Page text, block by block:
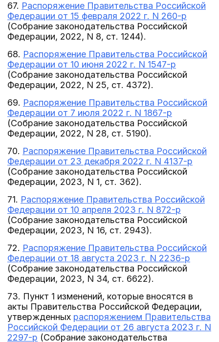
67. Распоряжение Правительства Российской
Федерации от 15 февраля 2022 г. N 260-р
(Собрание законодательства Российской
Федерации, 2022, N 8, ст. 1244).
68. Распоряжение Правительства Российской
Федерации от 10 июня 2022 г. N 1547-р
(Собрание законодательства Российской
Федерации, 2022, N 25, ст. 4372).
69. Распоряжение Правительства Российской
Федерации от 7 июля 2022 г. N 1867-р
(Собрание законодательства Российской
Федерации, 2022, N 28, ст. 5190).
70. Распоряжение Правительства Российской
Федерации от 23 декабря 2022 г. N 4137-р
(Собрание законодательства Российской
Федерации, 2023, N 1, ст. 362).
71. Распоряжение Правительства Российской
Федерации от 10 апреля 2023 г. N 872-р
(Собрание законодательства Российской
Федерации, 2023, N 16, ст. 2943).
72. Распоряжение Правительства Российской
Федерации от 18 августа 2023 г. N 2236-р
(Собрание законодательства Российской
Федерации, 2023, N 34, ст. 6622).
73. Пункт 1 изменений, которые вносятся в
акты Правительства Российской Федерации,
утвержденных распоряжением Правительства
Российской Федерации от 26 августа 2023 г. N
2297-р (Собрание законодательства